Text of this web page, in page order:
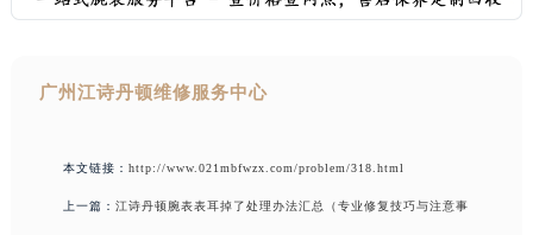
广州江诗丹顿维修服务中心
本文链接： http://www.021mbfwzx.com/problem/318.html
上一篇： 江诗丹顿腕表表耳掉了处理办法汇总（专业修复技巧与注意事